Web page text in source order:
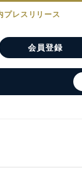
プレスリリース
会員登録